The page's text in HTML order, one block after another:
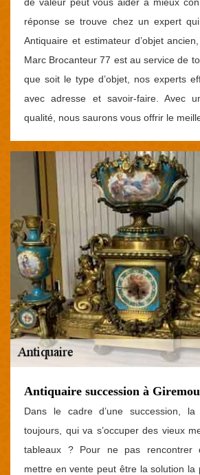
réponse se trouve chez un expert
Antiquaire et estimateur d’objet
Marc Brocanteur 77 est au service de
que soit le type d’objet, nos experts
avec adresse et savoir-faire. Avec
qualité, nous saurons vous offrir le
Antiquaire succession à
Dans le cadre d’une succession,
toujours, qui va s’occuper des vieux
tableaux ? Pour ne pas rencontrer
mettre en vente peut être la solution la